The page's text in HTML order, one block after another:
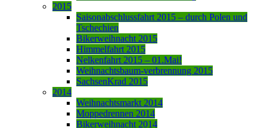
2015
Saisonabschlussfahrt 2015 – durch Polen und
Tschechien
Bikerweihnacht 2015
Himmelfahrt 2015
Nelkenfahrt 2015 – 01.Mai!
Weihnachtsbaum-verbrennung 2015
SachsenKrad 2015
2014
Weihnachtsmarkt 2014
Moppedrennen 2014
Bikerweihnacht 2014